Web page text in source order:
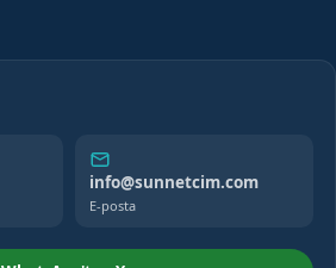
info@sunnetcim.com
E-posta